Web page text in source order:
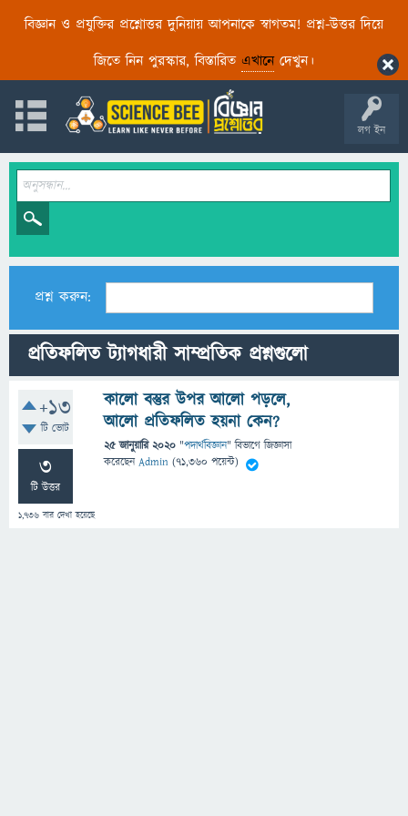
বিজ্ঞান ও প্রযুক্তির প্রশ্নোত্তর দুনিয়ায় আপনাকে স্বাগতম! প্রশ্ন-উত্তর দিয়ে
জিতে নিন পুরস্কার, বিস্তারিত এখানেদেখুন।
লগ ইন
প্রশ্ন করুন:
প্রতিফলিত ট্যাগধারী সাম্প্রতিক প্রশ্নগুলো
+13
টি ভোট
3
টি উত্তর
1,736 বার দেখা হয়েছে
কালো বস্তুর উপর আলো পড়লে,
আলো প্রতিফলিত হয়না কেন?
25 জানুয়ারি 2020 "পদার্থবিজ্ঞান" বিভাগে জিজ্ঞাসা
করেছেনAdmin (71,360 পয়েন্ট)